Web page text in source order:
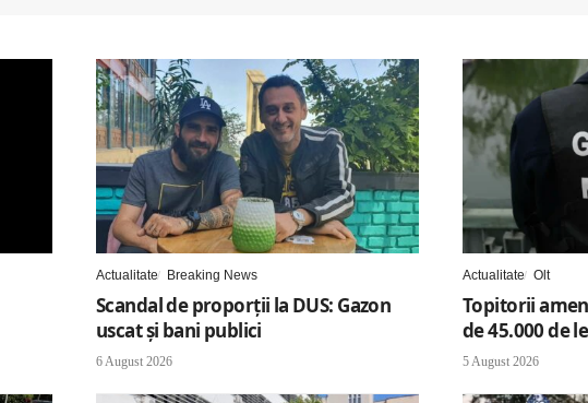
Actualitate Breaking News
Scandal de proporții la DUS: Gazon
uscat și bani publici
6 August 2026
Actualitate Olt
Topitorii
de 45.000 de
5 August 2026